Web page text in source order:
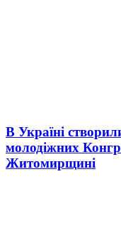
В Україні
молодіжних
Житомирщині